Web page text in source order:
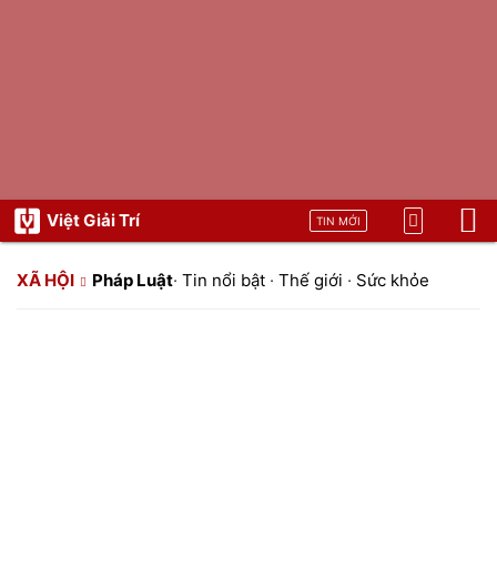
Việt Giải Trí TIN MỚI
XÃ HỘI Pháp Luật· Tin nổi bật · Thế giới · Sức khỏe